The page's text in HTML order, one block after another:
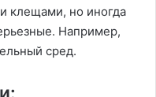
клещами, но иногда
Например,
сред.